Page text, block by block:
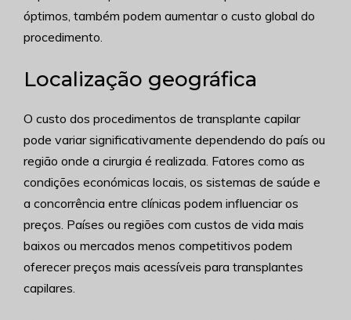
óptimos, também podem aumentar o custo global do
procedimento.
Localização geográfica
O custo dos procedimentos de transplante capilar
pode variar significativamente dependendo do país ou
região onde a cirurgia é realizada. Fatores como as
condições económicas locais, os sistemas de saúde e
a concorrência entre clínicas podem influenciar os
preços. Países ou regiões com custos de vida mais
baixos ou mercados menos competitivos podem
oferecer preços mais acessíveis para transplantes
capilares.